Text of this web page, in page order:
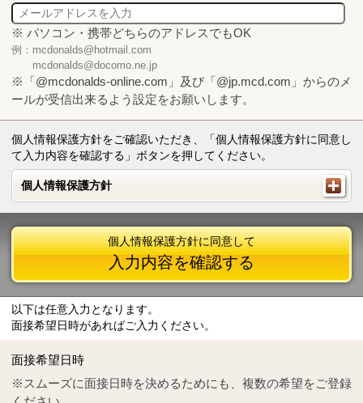
※ パソコン・携帯どちらのアドレスでもOK
例：mcdonalds@hotmail.com
mcdonalds@docomo.ne.jp
※「@mcdonalds-online.com」及び「@jp.mcd.com」からのメ
ールが受信出来るよう設定をお願いします。
個人情報保護方針をご確認いただき、「個人情報保護方針に同意し
て入力内容を確認する」ボタンを押してください。
個人情報保護方針
個人情報保護方針
Tel
0570-55-0314
個人情報保護方針に同意して
入力内容を確認する
以下は任意入力となります。
面接希望日時があればご入力ください。
面接希望日時
※スムーズに面接日時を決めるためにも、複数の希望をご登録